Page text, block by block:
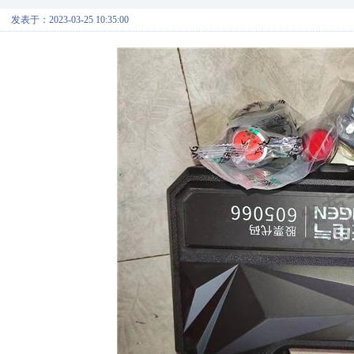
发表于：2023-03-25 10:35:00